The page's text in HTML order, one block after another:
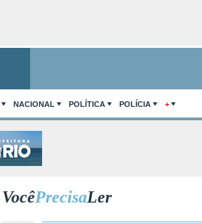
NACIONAL POLÍTICA POLÍCIA +
VocêPrecisaLer